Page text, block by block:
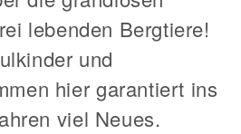
lebenden Bergtiere!
und
hier garantiert ins
viel Neues.